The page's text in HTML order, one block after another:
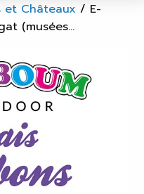
et Châteaux / E-
(musées...